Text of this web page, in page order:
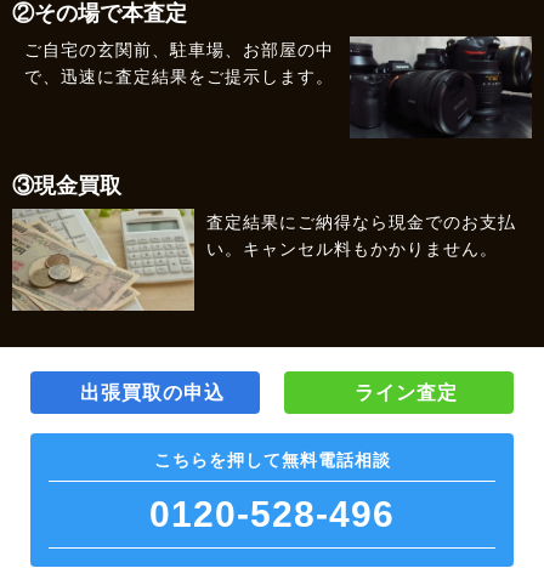
②その場で本査定
ご自宅の玄関前、駐車場、お部屋の中
で、迅速に査定結果をご提示します。
③現金買取
査定結果にご納得なら現金でのお支払
い。キャンセル料もかかりません。
出張買取の申込 ライン査定
こちらを押して無料電話相談
0120-528-496